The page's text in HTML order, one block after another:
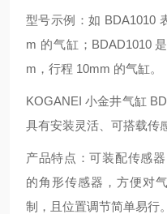
型号示例：如 BDA1010
m 的气缸；BDAD1010
m，行程 10mm 的气缸。
KOGANEI 小金井气缸
具有安装灵活、可搭载传
产品特点：可装配传感
的角形传感器，方便对
制，且位置调节简单易行。